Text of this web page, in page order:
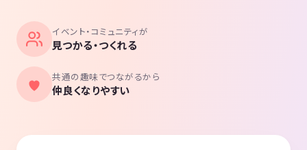
イベント・コミュニティが
見つかる・つくれる
共通の趣味でつながるから
仲良くなりやすい